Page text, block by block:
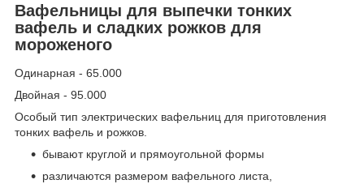
Вафельницы для выпечки тонких
вафель и сладких рожков для
мороженого
Одинарная - 65.000
Двойная - 95.000
Особый тип электрических вафельниц для приготовления
тонких вафель и рожков.
бывают круглой и прямоугольной формы
различаются размером вафельного листа,